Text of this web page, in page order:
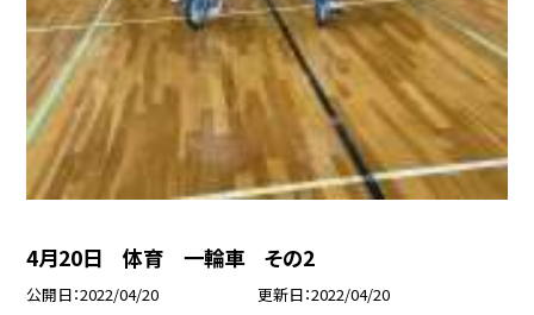
4月20日 体育 一輪車 その2
公開日 2022/04/20 更新日 2022/04/20